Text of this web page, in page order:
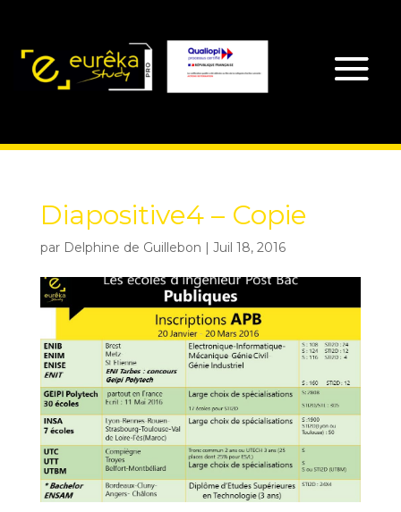
Diapositive4 – Copie
par Delphine de Guillebon | Juil 18, 2016